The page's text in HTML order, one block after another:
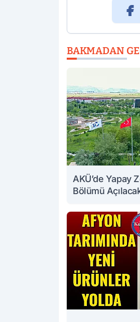
BAKMADAN
AKÜ’de Yapay
Bölümü